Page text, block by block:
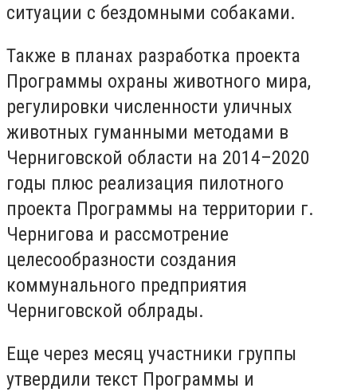
ситуации с бездомными собаками.
Также в планах разработка проекта
Программы охраны животного мира,
регулировки численности уличных
животных гуманными методами в
Черниговской области на 2014–2020
годы плюс реализация пилотного
проекта Программы на территории г.
Чернигова и рассмотрение
целесообразности создания
коммунального предприятия
Черниговской облрады.
Еще через месяц участники группы
утвердили текст Программы и